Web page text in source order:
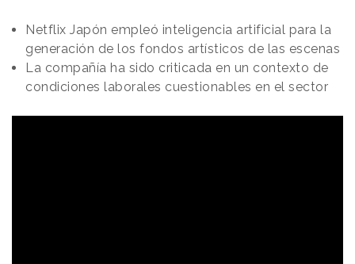
Netflix Japón empleó inteligencia artificial para la
generación de los fondos artísticos de las escenas
La compañía ha sido criticada en un contexto de
condiciones laborales cuestionables en el sector